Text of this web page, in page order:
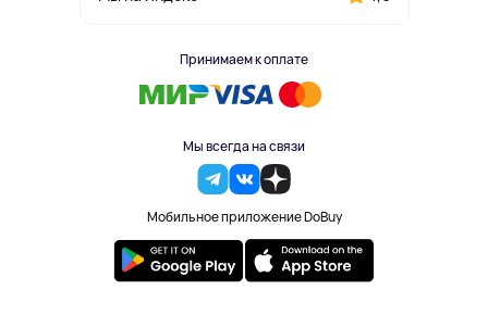
Принимаем к оплате
Мы всегда на связи
Мобильное приложение DoBuy